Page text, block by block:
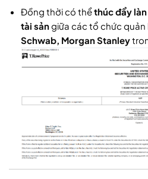
Đồng thời có thểthúc đẩy làn
tài sảngiữa các tổ chức quản
Schwab, Morgan Stanley